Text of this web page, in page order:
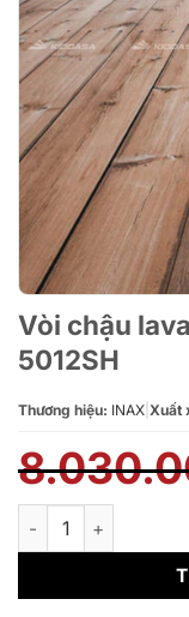
Vòi chậu
5012SH
Thương hiệu: INAX Xuất
Vòi chậu lavabo